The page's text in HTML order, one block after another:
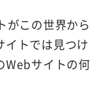
がこの世界から
イトでは見つけ
Webサイトの何